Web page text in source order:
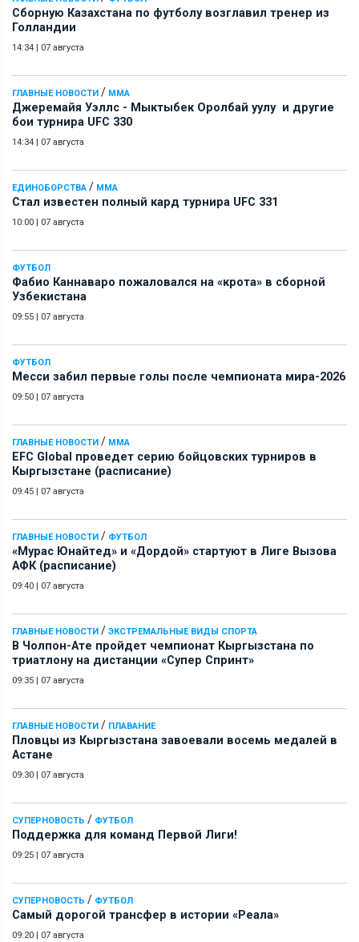
Сборную Казахстана по футболу возглавил тренер из
Голландии
14:34 | 07 августа
ГЛАВНЫЕ НОВОСТИ / ММА
Джеремайя Уэллс - Мыктыбек Оролбай уулу и другие
бои турнира UFC 330
14:34 | 07 августа
ЕДИНОБОРСТВА / ММА
Стал известен полный кард турнира UFC 331
10:00 | 07 августа
ФУТБОЛ
Фабио Каннаваро пожаловался на «крота» в сборной
Узбекистана
09:55 | 07 августа
ФУТБОЛ
Месси забил первые голы после чемпионата мира-2026
09:50 | 07 августа
ГЛАВНЫЕ НОВОСТИ / ММА
EFC Global проведет серию бойцовских турниров в
Кыргызстане (расписание)
09:45 | 07 августа
ГЛАВНЫЕ НОВОСТИ / ФУТБОЛ
«Мурас Юнайтед» и «Дордой» стартуют в Лиге Вызова
АФК (расписание)
09:40 | 07 августа
ГЛАВНЫЕ НОВОСТИ / ЭКСТРЕМАЛЬНЫЕ ВИДЫ СПОРТА
В Чолпон-Ате пройдет чемпионат Кыргызстана по
триатлону на дистанции «Супер Спринт»
09:35 | 07 августа
ГЛАВНЫЕ НОВОСТИ / ПЛАВАНИЕ
Пловцы из Кыргызстана завоевали восемь медалей в
Астане
09:30 | 07 августа
СУПЕРНОВОСТЬ / ФУТБОЛ
Поддержка для команд Первой Лиги!
09:25 | 07 августа
СУПЕРНОВОСТЬ / ФУТБОЛ
Самый дорогой трансфер в истории «Реала»
09:20 | 07 августа